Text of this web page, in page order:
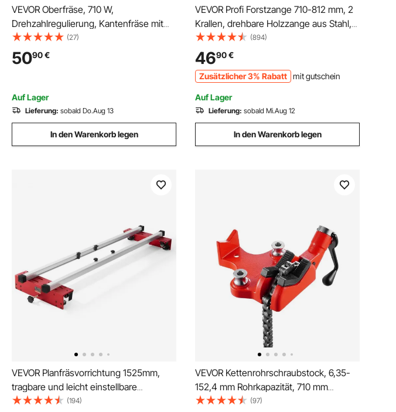
VEVOR Oberfräse, 710 W,
Drehzahlregulierung, Kantenfräse mit
Fester Basis & Staubabsaugung,
Parallelanschlag, Fräsmaschine für
Holzbearbeitung, Trimmen,
(27)
5090€
Auf Lager
Lieferung: sobald Do.Aug 13
In den Warenkorb legen
VEVOR Profi Forstzange 710-812 mm, 2
Krallen, drehbare Holzzange aus Stahl,
Hebezange Tragfähigkeit 700 kg,
gezahntes Klauendesign,
Schleppzange, Holzgreifer, Hakenzange
für LKW, Traktoren, Trolleys
(894)
4690€
Zusätzlicher 3% Rabatt mit gutschein
Auf Lager
Lieferung: sobald Mi.Aug 12
In den Warenkorb legen
VEVOR Planfräsvorrichtung 1525mm,
tragbare und leicht einstellbare
Vorrichtung zum Glätten von Platten,
(194)
VEVOR Kettenrohrschraubstock, 6,35-
152,4 mm Rohrkapazität, 710 mm
robuste Kette und Gusseisenbasis,
(97)